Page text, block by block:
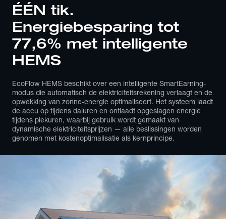
ÉÉN tik.
Energiebesparing tot
77,6% met intelligente
HEMS
EcoFlow HEMS beschikt over een intelligente SmartEarning-
modus die automatisch de elektriciteitsrekening verlaagt en de
opwekking van zonne-energie optimaliseert. Het systeem laadt
de accu op tijdens daluren en ontlaadt opgeslagen energie
tijdens piekuren, waarbij gebruik wordt gemaakt van
dynamische elektriciteitsprijzen — alle beslissingen worden
genomen met kostenoptimalisatie als kernprincipe.